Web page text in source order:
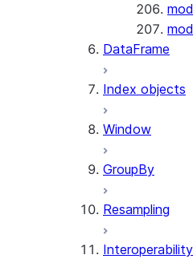
DataFrame
Index objects
Window
GroupBy
Resampling